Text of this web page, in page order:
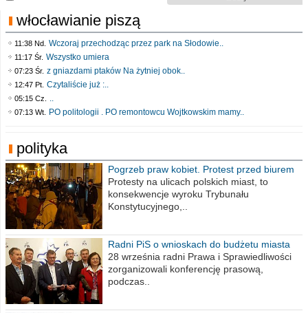
włocławianie piszą
11:38 Nd. Wczoraj przechodząc przez park na Słodowie..
11:17 Śr. Wszystko umiera
07:23 Śr. z gniazdami ptaków Na żytniej obok..
12:47 Pt. Czytaliście już :..
05:15 Cz. ..
07:13 Wt. PO politologii . PO remontowcu Wojtkowskim mamy..
polityka
Pogrzeb praw kobiet. Protest przed biurem
poselskim PiS
Protesty na ulicach polskich miast, to
konsekwencje wyroku Trybunału
Konstytucyjnego,..
Radni PiS o wnioskach do budżetu miasta
na 2021 rok
28 września radni Prawa i Sprawiedliwości
zorganizowali konferencję prasową,
podczas..